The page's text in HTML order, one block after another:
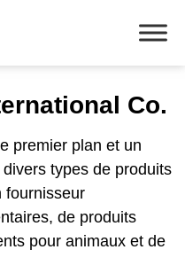
Co.
premier plan et un
types de produits
fournisseur
de produits
pour animaux et de